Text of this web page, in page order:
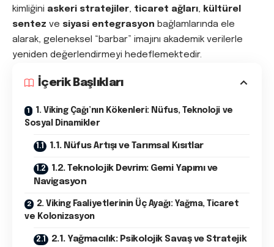
kimliğini askeri stratejiler, ticaret ağları, kültürel
sentez ve siyasi entegrasyon bağlamlarında ele
alarak, geleneksel “barbar” imajını akademik verilerle
yeniden değerlendirmeyi hedeflemektedir.
İçerik Başlıkları
1. Viking Çağı’nın Kökenleri: Nüfus, Teknoloji ve
Sosyal Dinamikler
1.1. Nüfus Artışı ve Tarımsal Kısıtlar
1.2. Teknolojik Devrim: Gemi Yapımı ve
Navigasyon
2. Viking Faaliyetlerinin Üç Ayağı: Yağma, Ticaret
ve Kolonizasyon
2.1. Yağmacılık: Psikolojik Savaş ve Stratejik